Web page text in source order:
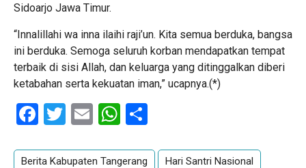
Sidoarjo Jawa Timur.
“Innalillahi wa inna ilaihi raji’un. Kita semua berduka, bangsa
ini berduka. Semoga seluruh korban mendapatkan tempat
terbaik di sisi Allah, dan keluarga yang ditinggalkan diberi
ketabahan serta kekuatan iman,” ucapnya.(*)
Facebook
Twitter
EmailWhatsApp
Berita Kabupaten Tangerang Hari Santri Nasional